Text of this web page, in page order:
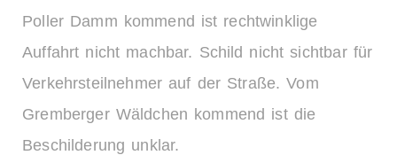
Poller Damm kommend ist rechtwinklige
Auffahrt nicht machbar. Schild nicht sichtbar für
Verkehrsteilnehmer auf der Straße. Vom
Gremberger Wäldchen kommend ist die
Beschilderung unklar.